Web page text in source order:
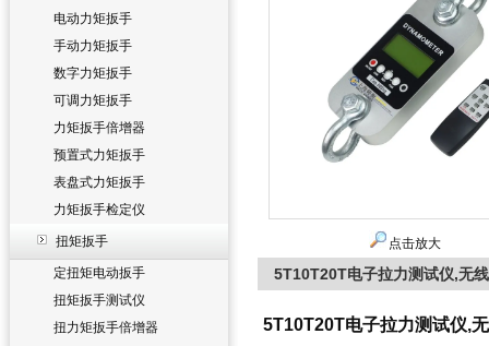
电动力矩扳手
手动力矩扳手
数字力矩扳手
可调力矩扳手
力矩扳手倍增器
预置式力矩扳手
表盘式力矩扳手
力矩扳手检定仪
扭矩扳手
定扭矩电动扳手
扭矩扳手测试仪
扭力矩扳手倍增器
点击放大
5T10T20T电子拉力测试仪,无
5T10T20T电子拉力测试仪,